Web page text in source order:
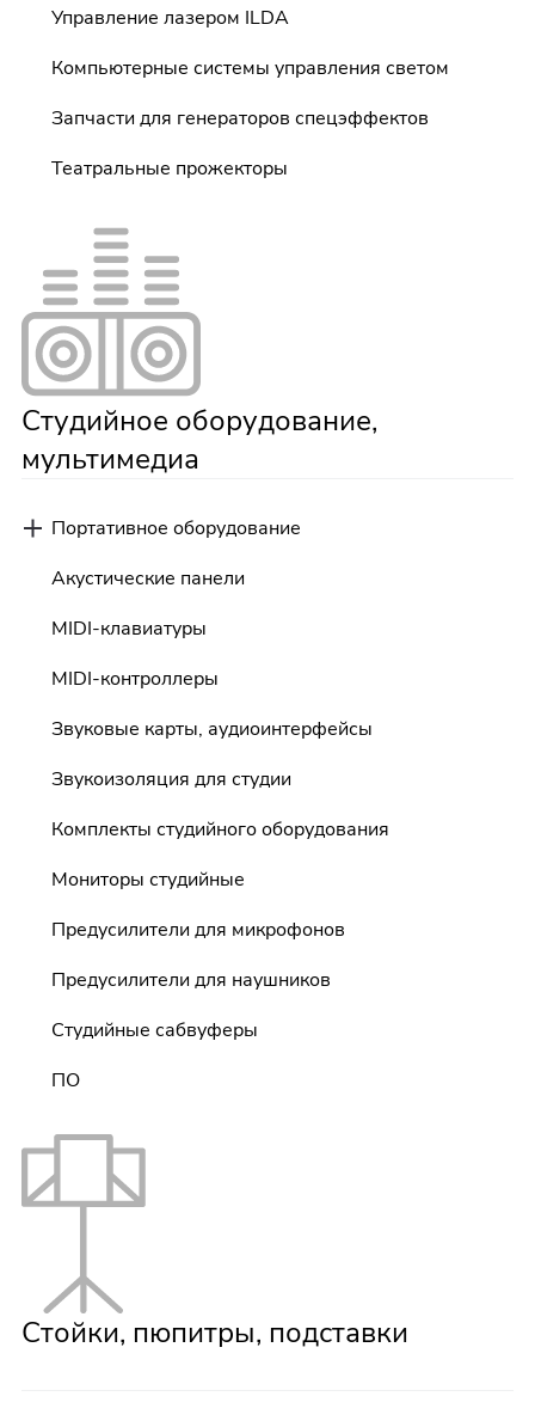
Управление лазером ILDA
Компьютерные системы управления светом
Запчасти для генераторов спецэффектов
Театральные прожекторы
Студийное оборудование,
мультимедиа
Портативное оборудование
Акустические панели
MIDI-клавиатуры
MIDI-контроллеры
Звуковые карты, аудиоинтерфейсы
Звукоизоляция для студии
Комплекты студийного оборудования
Мониторы студийные
Предусилители для микрофонов
Предусилители для наушников
Студийные сабвуферы
ПО
Стойки, пюпитры, подставки